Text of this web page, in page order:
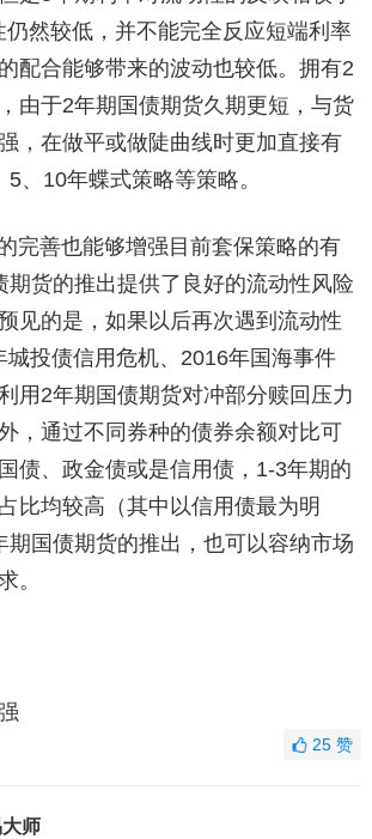
仍然较低，并不能完全反应短端利率
配合能够带来的波动也较低。拥有2
由于2年期国债期货久期更短，与货
，在做平或做陡曲线时更加直接有
、10年蝶式策略等策略。
完善也能够增强目前套保策略的有
期货的推出提供了良好的流动性风险
见的是，如果以后再次遇到流动性
城投债信用危机、2016年国海事件
用2年期国债期货对冲部分赎回压力
，通过不同券种的债券余额对比可
债、政金债或是信用债，1-3年期的
比均较高（其中以信用债最为明
期国债期货的推出，也可以容纳市场
。
25赞
师